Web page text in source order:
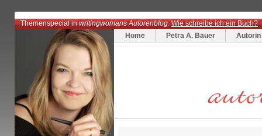
Themenspecial inwritingwomans Autorenblog:Wie schreibe ich ein Buch?
Home
Petra A. Bauer Autorin